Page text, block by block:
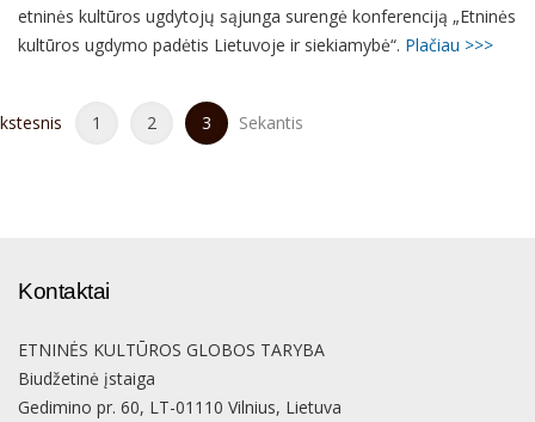
etninės kultūros ugdytojų sąjunga surengė konferenciją „Etninės
kultūros ugdymo padėtis Lietuvoje ir siekiamybė“. Plačiau >>>
1 2 3 Sekantis
Kontaktai
ETNINĖS KULTŪROS GLOBOS TARYBA
Biudžetinė įstaiga
Gedimino pr. 60, LT-01110 Vilnius, Lietuva